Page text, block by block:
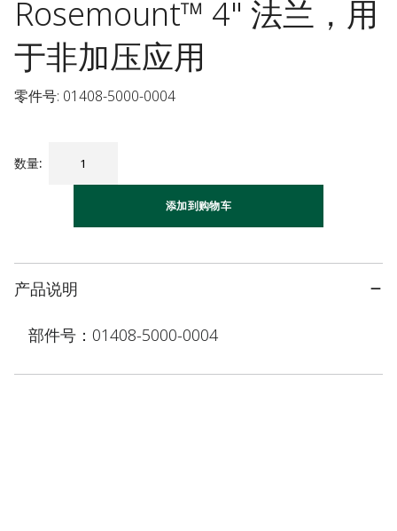
Rosemount™ 4" 法兰，用
于非加压应用
零件号: 01408-5000-0004
数量:
添加到购物车
产品说明
部件号：01408-5000-0004